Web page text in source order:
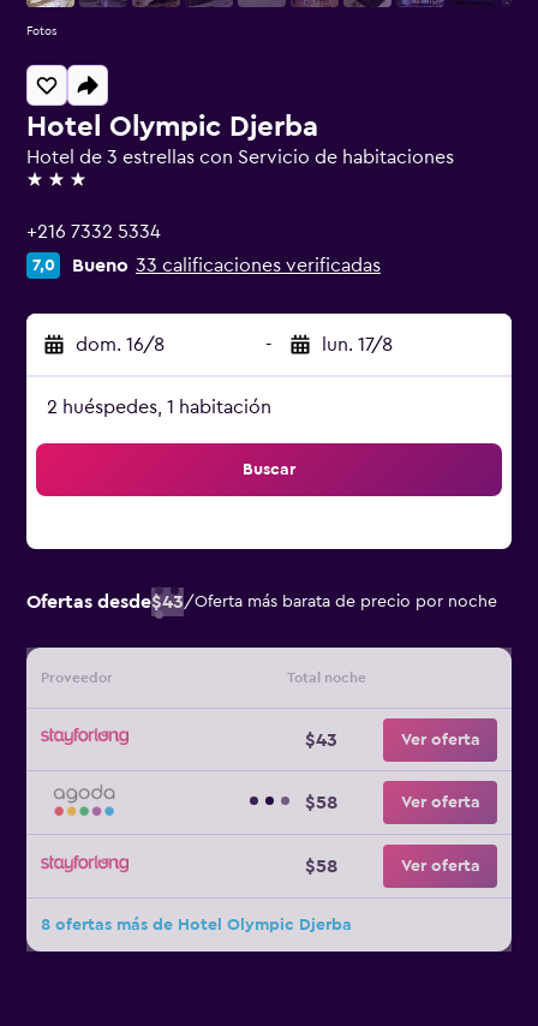
Hotel Olympic Djerba
Hotel de 3 estrellas con Servicio de habitaciones
3 estrellas
+216 7332 5334
7,0 Bueno 33 calificaciones verificadas
dom. 16/8 - lun. 17/8
2 huéspedes, 1 habitación
Buscar
Ofertas desde$43/Oferta más barata de precio por noche
Proveedor Total noche
$43 Ver oferta
$58 Ver oferta
$58 Ver oferta
8 ofertas más de Hotel Olympic Djerba
Fotos